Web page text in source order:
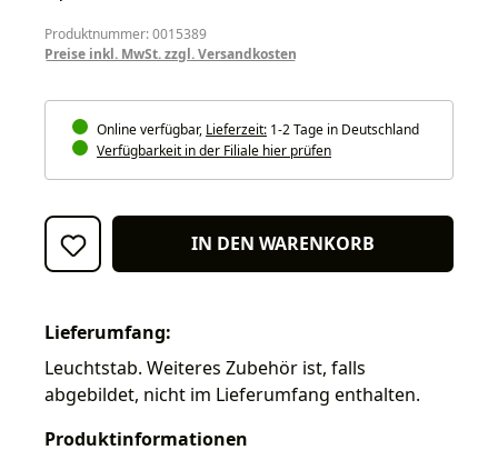
Produktnummer: 0015389
Preise inkl. MwSt. zzgl. Versandkosten
Online verfügbar, Lieferzeit: 1-2 Tage in Deutschland
Verfügbarkeit in der Filiale hier prüfen
IN DEN WARENKORB
Lieferumfang:
Leuchtstab. Weiteres Zubehör ist, falls
abgebildet, nicht im Lieferumfang enthalten.
Produktinformationen